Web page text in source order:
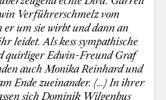
Verführerschmelz vom
er um sie wirbt und dann an
leidet. Als kess sympathische
quirliger Edwin-Freund Graf
auch Monika Reinhard und
Ende zueinander. (…) In ihrer
sich Dominik Wilgenbus